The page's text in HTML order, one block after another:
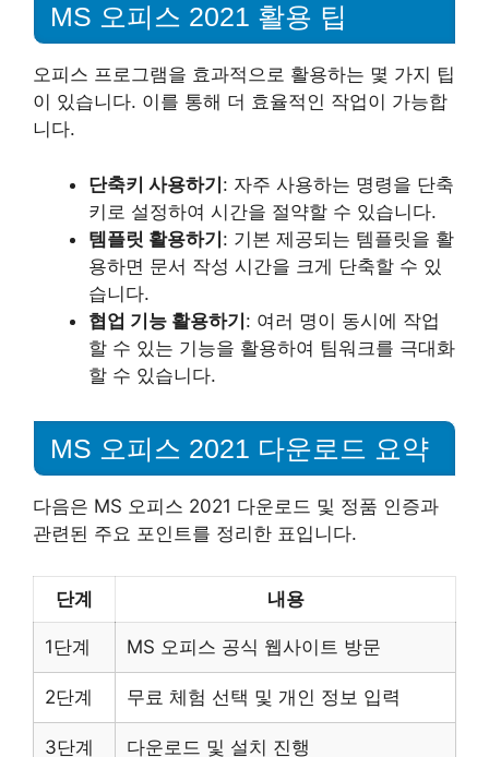
MS 오피스 2021 활용 팁
오피스 프로그램을 효과적으로 활용하는 몇 가지 팁
이 있습니다. 이를 통해 더 효율적인 작업이 가능합
니다.
단축키 사용하기: 자주 사용하는 명령을 단축
키로 설정하여 시간을 절약할 수 있습니다.
템플릿 활용하기: 기본 제공되는 템플릿을 활
용하면 문서 작성 시간을 크게 단축할 수 있
습니다.
협업 기능 활용하기: 여러 명이 동시에 작업
할 수 있는 기능을 활용하여 팀워크를 극대화
할 수 있습니다.
MS 오피스 2021 다운로드 요약
다음은 MS 오피스 2021 다운로드 및 정품 인증과
관련된 주요 포인트를 정리한 표입니다.
단계 내용
1단계 MS 오피스 공식 웹사이트 방문
2단계 무료 체험 선택 및 개인 정보 입력
3단계 다운로드 및 설치 진행